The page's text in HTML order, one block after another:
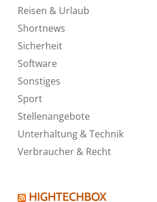
Reisen & Urlaub
Shortnews
Sicherheit
Software
Sonstiges
Sport
Stellenangebote
Unterhaltung & Technik
Verbraucher & Recht
HIGHTECHBOX